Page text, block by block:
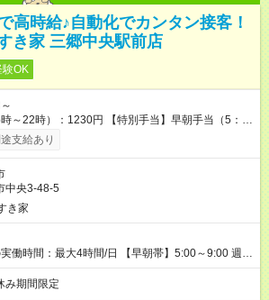
高時給♪自動化でカンタン接客！
き家 三郷中央駅前店
験OK
1230円 【特別手当】早朝手当（5：
】試用期間あり 試用期間の
雇用形態、給与は本採用時と同じです。 試用期間
きます。 研修制度あり：15時間(研修中も同時給）
支給あり
中央3-48-5
き家
働時間：最大4時間/日 【早朝帯】5:00～9:00 週2
OK◎ 勤務時間や曜日はご相談ください。
み期間限定